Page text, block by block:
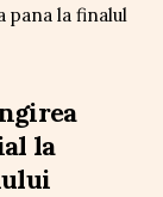
la